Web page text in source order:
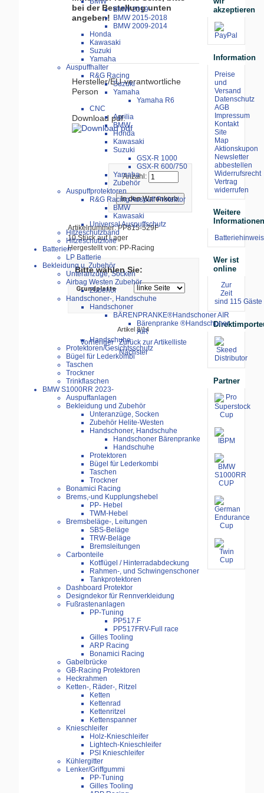
BMW 2019-
BMW 2015-2018
BMW 2009-2014
Honda
Kawasaki
Suzuki
Yamaha
Auspuffhalter
R&G Racing
Suzuki
Yamaha
Yamaha R6
CNC
Aprilia
BMW
Honda
Kawasaki
Suzuki
GSX-R 1000
GSX-R 600/750
Yamaha
Zubehör
Auspuffprotektoren
R&G Racing Auspuff Protektor
BMW
Kawasaki
Universal Auspuffschutz
Hitzeschutzband
Hitzeschutzfolie
Batterien
LP Batterie
Bekleidung u. Zubehör
Unteranzüge, Socken
Airbag Westen Zubehör
Zubehör
Handschoner-, Handschuhe
Handschoner
BÄRENPRANKE®Handschoner AIR
Bärenpranke ®Handschoner
AIR
Handschuhe
Protektoren/Gesichtsschutz
Bügel für Lederkombi
Taschen
Trockner
Trinkflaschen
BMW S1000RR 2023-
Auspuffanlagen
Bekleidung und Zubehör
Unteranzüge, Socken
Zubehör Helite-Westen
Handschoner, Handschuhe
Handschoner Bärenpranke
Handschuhe
Protektoren
Bügel für Lederkombi
Taschen
Trockner
Bonamici Racing
Brems,-und Kupplungshebel
PP- Hebel
TWM-Hebel
Bremsbeläge-, Leitungen
SBS-Beläge
TRW-Beläge
Bremsleitungen
Carbonteile
Kotflügel / Hinterradabdeckung
Rahmen-, und Schwingenschoner
Tankprotektoren
Dashboard Protektor
Designdekor für Rennverkleidung
Fußrastenanlagen
PP-Tuning
PP517.F
PP517FRV-Full race
Gilles Tooling
ARP Racing
Bonamici Racing
Gabelbrücke
GB-Racing Protektoren
Heckrahmen
Ketten-, Räder-, Ritzel
Ketten
Kettenrad
Kettenritzel
Kettenspanner
Knieschleifer
Holz-Knieschleifer
Lightech-Knieschleifer
PSI Knieschleifer
Kühlergitter
Lenker/Griffgummi
PP-Tuning
Gilles Tooling
bei der Bestellung unten
angeben!
Hersteller/EU-verantwortliche
Person
Download pdf:
Anzahl:
Artikelnummer: PP815-529F
10 Stück auf Lager
Hergestellt von: PP-Racing
Bitte wählen Sie:
Grundplatte
Artikel 8/14
Vorheriger Zurück zur Artikelliste
Nächster
akzeptieren
Information
Preise
und
Versand
Datenschutz
AGB
Impressum
Kontakt
Site
Map
Aktionskupon
Newsletter
abbestellen
Widerrufsrecht
Vertrag
widerrufen
Weitere
Batteriehinweis
Wer ist
online
Zur
Zeit
sind 115
Partner